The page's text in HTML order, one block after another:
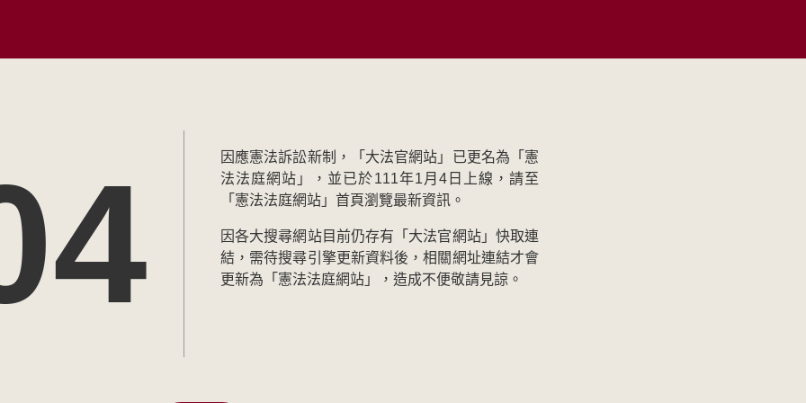
因應憲法訴訟新制，「大法官網站」已更名為「憲
法法庭網站」，並已於111年1月4日上線，請至
「憲法法庭網站」首頁瀏覽最新資訊。
因各大搜尋網站目前仍存有「大法官網站」快取連
結，需待搜尋引擎更新資料後，相關網址連結才會
更新為「憲法法庭網站」，造成不便敬請見諒。